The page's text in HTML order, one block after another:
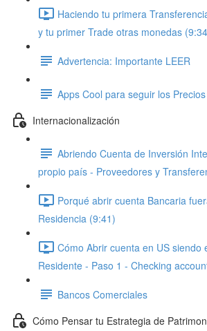
Haciendo tu primera
y tu primer Trade otras monedas
Advertencia: Importante LEER
Apps Cool para seguir los Precios
Internacionalización
Abriendo Cuenta de Inversión
propio país - Proveedores y
Porqué abrir cuenta Bancaria
Residencia (9:41)
Cómo Abrir cuenta en US siendo
Residente - Paso 1 - Checking
Bancos Comerciales
Cómo Pensar tu Estrategia de